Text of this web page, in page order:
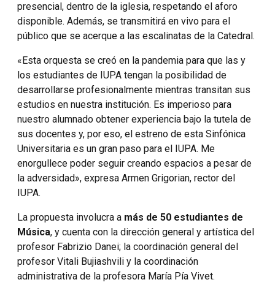
presencial, dentro de la iglesia, respetando el aforo
disponible. Además, se transmitirá en vivo para el
público que se acerque a las escalinatas de la Catedral.
«Esta orquesta se creó en la pandemia para que las y
los estudiantes de IUPA tengan la posibilidad de
desarrollarse profesionalmente mientras transitan sus
estudios en nuestra institución. Es imperioso para
nuestro alumnado obtener experiencia bajo la tutela de
sus docentes y, por eso, el estreno de esta Sinfónica
Universitaria es un gran paso para el IUPA. Me
enorgullece poder seguir creando espacios a pesar de
la adversidad», expresa Armen Grigorian, rector del
IUPA.
La propuesta involucra a más de 50 estudiantes de
Música, y cuenta con la dirección general y artística del
profesor Fabrizio Danei; la coordinación general del
profesor Vitali Bujiashvili y la coordinación
administrativa de la profesora María Pía Vivet.